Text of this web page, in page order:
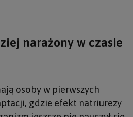
narażony w czasie
osoby w pierwszych
gdzie efekt natriurezy